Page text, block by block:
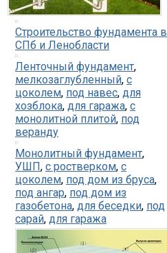
Строительство фундамента в
СПб и Ленобласти
Ленточный фундамент,
мелкозаглубленный, с
цоколем, под навес, для
хозблока, для гаража, с
монолитной плитой, под
веранду
Монолитный фундамент,
УШП, с ростверком, с
цоколем, под дом из бруса,
под ангар, под дом из
газобетона, для беседки, под
сарай, для гаража